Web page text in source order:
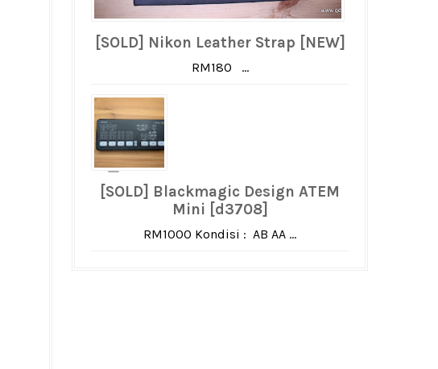
[SOLD] Nikon Leather Strap [NEW]
RM180 ...
[SOLD] Blackmagic Design ATEM
Mini [d3708]
RM1000 Kondisi : AB AA ...